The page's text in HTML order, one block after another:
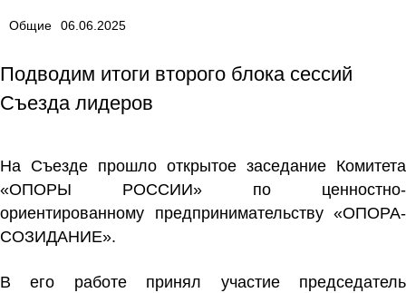
Общие 06.06.2025
Подводим итоги второго блока сессий
Съезда лидеров
На Съезде прошло открытое заседание Комитета
«ОПОРЫ РОССИИ» по ценностно-
ориентированному предпринимательству «ОПОРА-
СОЗИДАНИЕ».
В его работе принял участие председатель